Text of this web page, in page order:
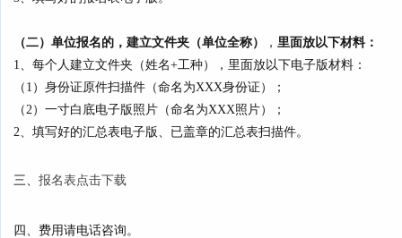
（二）单位报名的，建立文件夹（单位全称） ， 里面放以下材料：
1、每个人建立文件夹（姓名+工种），里面放以下电子版材料：
（1）身份证原件扫描件（命名为XXX身份证）；
（2）一寸白底电子版照片（命名为XXX照片）；
2、填写好的汇总表电子版、已盖章的汇总表扫描件。
三、 报名表点击下载
四、 费用请电话咨询。